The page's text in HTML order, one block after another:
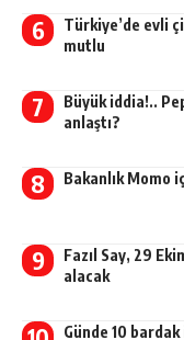
Türkiye’de evli
mutlu
Büyük iddia!..
anlaştı?
Bakanlık Momo
Fazıl Say, 29
alacak
Günde 10